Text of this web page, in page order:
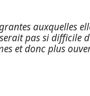
auxquelles
pas si difficile
et donc plus